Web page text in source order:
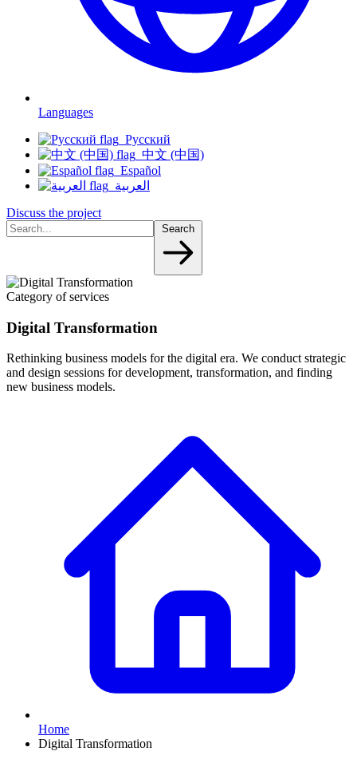
Languages
Русский
中文 (中国)
Español
العربية
Discuss the project
Category of services
Digital Transformation
Rethinking business models for the digital era. We conduct strategic
and design sessions for development, transformation, and finding
new business models.
Home
Digital Transformation